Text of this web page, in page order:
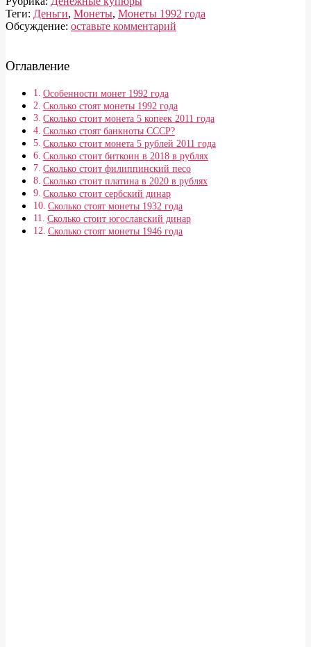
Теги: Деньги, Монеты, Монеты 1992 года
Обсуждение: оставьте комментарий
Оглавление
Особенности монет 1992 года
Сколько стоят монеты 1992 года
Сколько стоит монета 5 копеек 2011 года
Сколько стоят банкноты СССР?
Сколько стоит монета 5 рублей 2011 года
Сколько стоит биткоин в 2018 в рублях
Сколько стоит филиппинский песо
Сколько стоит платина в 2020 в рублях
Сколько стоит сербский динар
Сколько стоят монеты 1932 года
Сколько стоит югославский динар
Сколько стоят монеты 1946 года